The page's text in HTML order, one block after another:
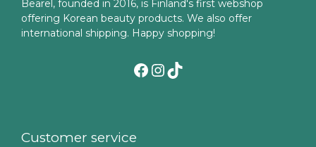
Bearel, founded in 2016, is Finland's first webshop
offering Korean beauty products. We also offer
international shipping. Happy shopping!
Facebook
Instagram
TikTok
Customer service